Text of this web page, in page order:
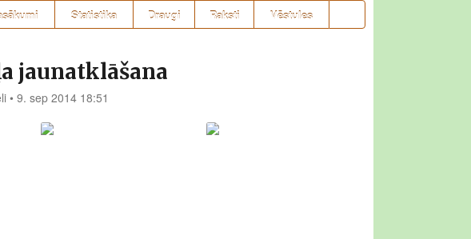
Statistika Draugi Raksti Vēstules
jaunatklāšana
• 9. sep 2014 18:51